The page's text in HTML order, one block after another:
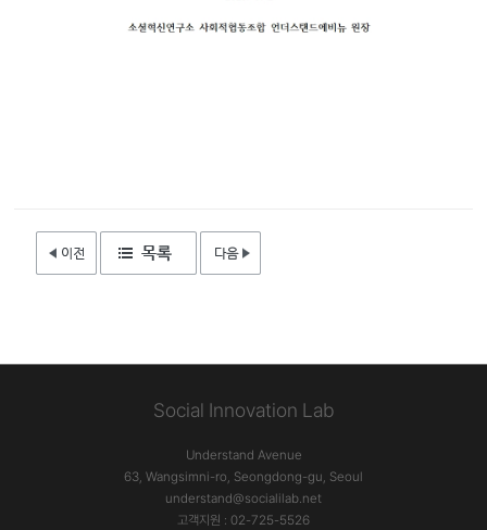
Social Innovation Lab
Understand Avenue
63, Wangsimni-ro, Seongdong-gu, Seoul
understand@socialilab.net
고객지원 : 02-725-5526